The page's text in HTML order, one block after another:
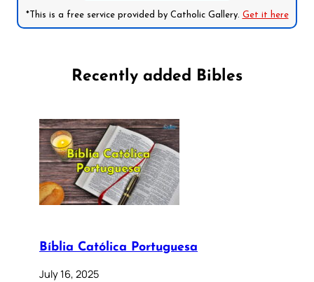
*This is a free service provided by Catholic Gallery. Get it here
Recently added Bibles
Bíblia Católica Portuguesa
July 16, 2025